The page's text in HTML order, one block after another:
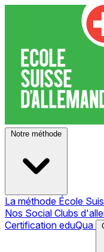
Notre méthode
La méthode École
Nos Social Clubs
Certification eduQua